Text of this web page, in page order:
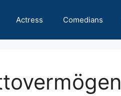
Actress Comedians